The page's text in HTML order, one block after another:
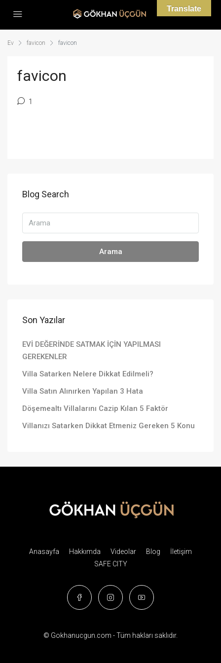
Ev favicon favicon
favicon
1
Blog Search
Arama
Son Yazılar
EVİ DEĞERİNDE SATMAK İÇİN YAPILMASI
GEREKENLER
Villa Satarken Nelere Dikkat Edilmeli?
Villa Satın Alınırken Yapılan 3 Hata
Döşemealtı Villalarını Cazip Kılan 5 Faktör
Villanızı Satarken Dikkat Etmeniz Gereken 5 Konu
Anasayfa Hakkımda Videolar Blog
İletişim
SAFE CITY
© Gokhanucgun.com - Tüm hakları saklıdır.
Translate